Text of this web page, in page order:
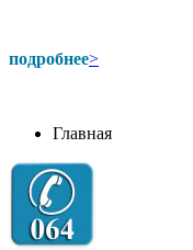
подробнее>
Главная